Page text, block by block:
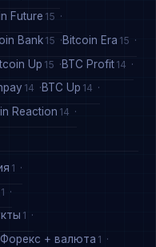
Future 15
Bank 15 Bitcoin Era 15
Up 15 BTC Profit 14
14 BTC Up 14
Reaction 14
1
1
1
Форекс + валюта 1